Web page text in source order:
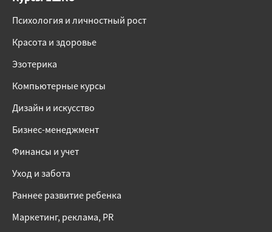
Психология и личностный рост
Красота и здоровье
Эзотерика
Компьютерные курсы
Дизайн и искусство
Бизнес-менеджмент
Финансы и учет
Уход и забота
Раннее развитие ребенка
Маркетинг, реклама, PR